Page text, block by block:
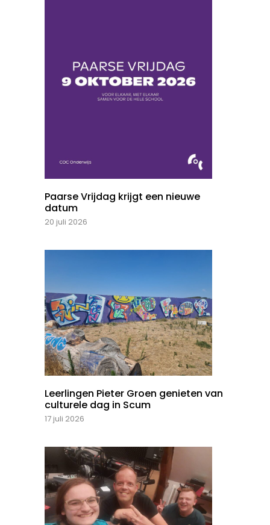
Paarse Vrijdag krijgt een nieuwe
datum
20 juli 2026
Leerlingen Pieter Groen genieten van
culturele dag in Scum
17 juli 2026